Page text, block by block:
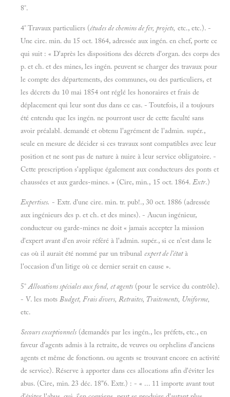
8°.
4° Travaux particuliers (études de chemins de fer, projets, etc., etc.). -
Une cire. min. du 15 oct. 1864, adressée aux ingén. en chef, porte ce
qui suit : « D'après les dispositions des décrets d'organ. des corps des
p. et ch. et des mines, les ingén. peuvent se charger des travaux pour
le compte des départements, des communes, ou des particuliers, et
les décrets du 10 mai 1854 ont réglé les honoraires et frais de
déplacement qui leur sont dus dans ce cas. - Toutefois, il a toujours
été entendu que les ingén. ne pourront user de cette faculté sans
avoir préalabl. demandé et obtenu l'agrément de l'admin. supér.,
seule en mesure de décider si ces travaux sont compatibles avec leur
position et ne sont pas de nature à nuire à leur service obligatoire. -
Cette prescription s'applique également aux conducteurs des ponts et
chaussées et aux gardes-mines. » (Cire, min., 15 oct. 1864. Extr.)
Expertises. - Extr. d'une cire. min. tr. pub!., 30 oct. 1886 (adressée
aux ingénieurs des p. et ch. et des mines). - Aucun ingénieur,
conducteur ou garde-mines ne doit « jamais accepter la mission
d'expert avant d'en avoir référé à l'admin. supér., si ce n'est dans le
cas où il aurait été nommé par un tribunal expert de l'étatà
l'occasion d'un litige où ce dernier serait en cause ».
5°Allocations spéciales aux fond, et agents (pour le service du contrôle).
- V. les mots Budget, Frais divers, Retraites, Traitements, Uniforme,
etc.
Secours exceptionnels (demandés par les ingén., les préfets, etc., en
faveur d'agents admis à la retraite, de veuves ou orphelins d'anciens
agents et même de fonctionn. ou agents se trouvant encore en activité
de service). Réserve à apporter dans ces allocations afin d'éviter les
abus. (Cire, min. 23 déc. 18"6. Extr.) : - « ... 11 importe avant tout